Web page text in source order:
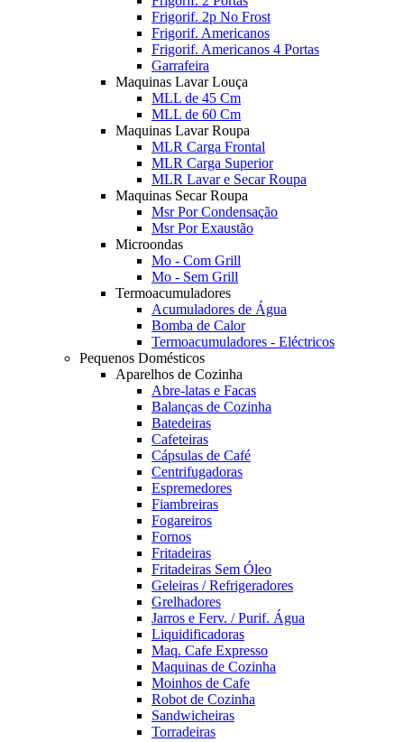
Frigorif. 2p No Frost
Frigorif. Americanos
Frigorif. Americanos 4 Portas
Garrafeira
Maquinas Lavar Louça
MLL de 45 Cm
MLL de 60 Cm
Maquinas Lavar Roupa
MLR Carga Frontal
MLR Carga Superior
MLR Lavar e Secar Roupa
Maquinas Secar Roupa
Msr Por Condensação
Msr Por Exaustão
Microondas
Mo - Com Grill
Mo - Sem Grill
Termoacumuladores
Acumuladores de Água
Bomba de Calor
Termoacumuladores - Eléctricos
Pequenos Domésticos
Aparelhos de Cozinha
Abre-latas e Facas
Balanças de Cozinha
Batedeiras
Cafeteiras
Cápsulas de Café
Centrifugadoras
Espremedores
Fiambreiras
Fogareiros
Fornos
Fritadeiras
Fritadeiras Sem Óleo
Geleiras / Refrigeradores
Grelhadores
Jarros e Ferv. / Purif. Água
Liquidificadoras
Maq. Cafe Expresso
Maquinas de Cozinha
Moinhos de Cafe
Robot de Cozinha
Sandwicheiras
Torradeiras